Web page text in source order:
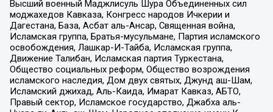
Высший военный Маджлисуль Шура Объединенных сил
моджахедов Кавказа, Конгресс народов Ичкерии и
Дагестана, База, Асбат аль-Ансар, Священная война,
Исламская группа, Братья-мусульмане, Партия исламского
освобождения, Лашкар-И-Тайба, Исламская группа,
Движение Талибан, Исламская партия Туркестана,
Общество социальных реформ, Общество возрождения
исламского наследия, Дом двух святых, Джунд аш-Шам,
Исламский джихад, Аль-Каида, Имарат Кавказ, АБТО,
Правый сектор, Исламское государство, Джабха аль-